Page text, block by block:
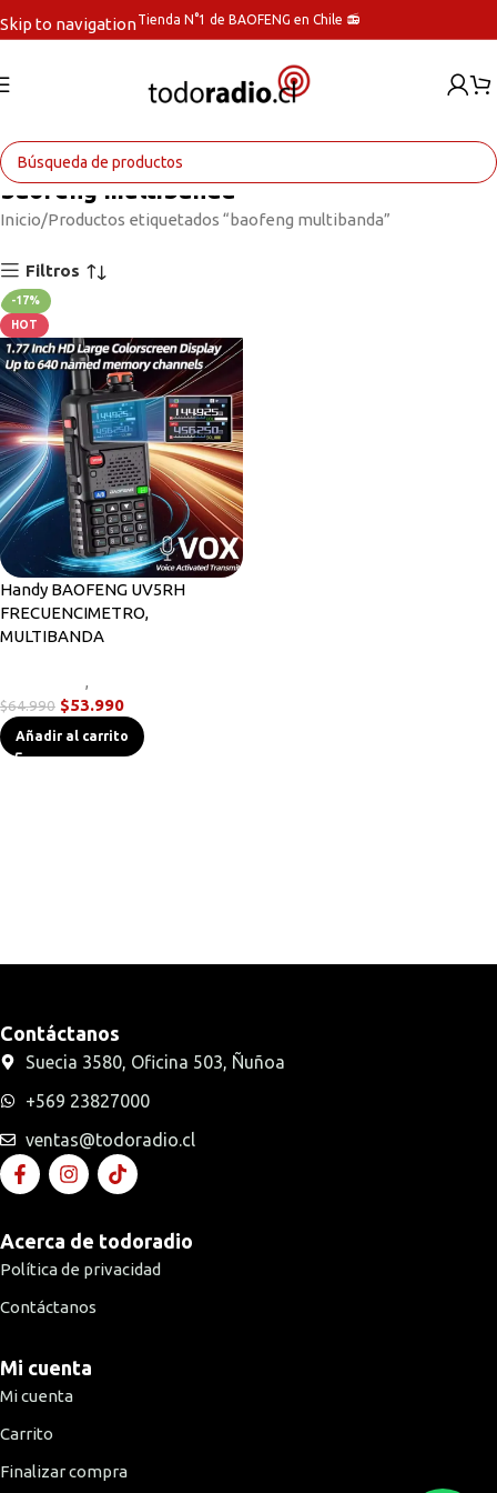
Skip to navigationTienda N°1 de BAOFENG en Chile 📻
baofeng multibanda
Inicio Productos etiquetados “baofeng multibanda”
Filtros
-17%
HOT
Handy BAOFENG UV5RH
FRECUENCIMETRO,
MULTIBANDA
,
$64.990 $53.990
Añadir al carrito
Contáctanos
Suecia 3580, Oficina 503, Ñuñoa
+569 23827000
ventas@todoradio.cl
Acerca de todoradio
Política de privacidad
Contáctanos
Mi cuenta
Mi cuenta
Carrito
Finalizar compra